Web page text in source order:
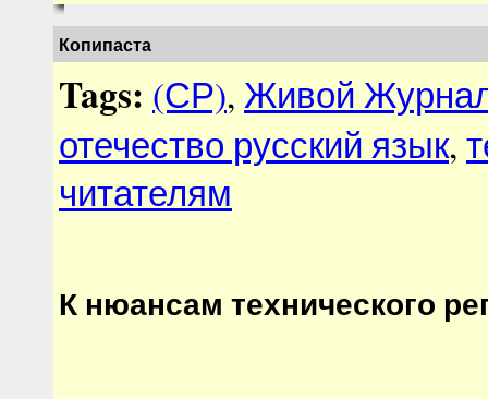
Копипаста
Tags: (СР), Живой
отечество русский язык,
читателям
К нюансам технического